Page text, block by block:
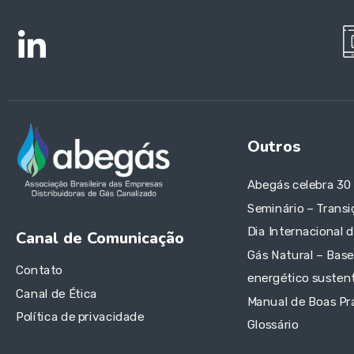
Canal de Comunicação
Contato
Canal de Ética
Política de privacidade
Outros
Abegás celebra 30
Seminário –
Dia Internacional
Gás Natural –
energético
Manual de Boas
Glossário